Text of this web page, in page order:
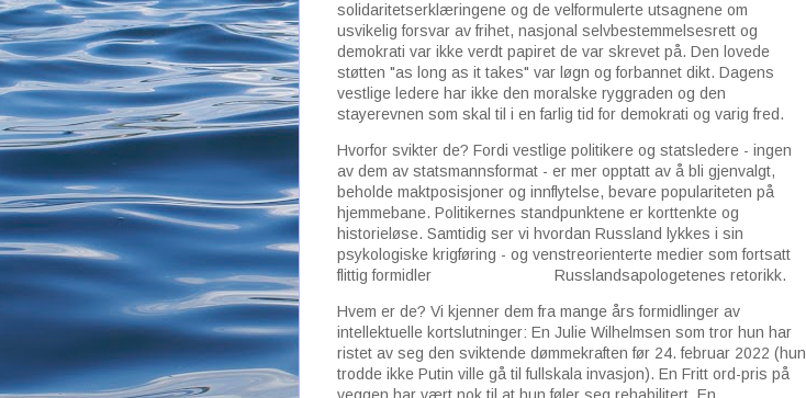
solidaritetserklæringene og de velformulerte utsagnene om
usvikelig forsvar av frihet, nasjonal selvbestemmelsesrett og
demokrati var ikke verdt papiret de var skrevet på. Den lovede
støtten "as long as it takes" var løgn og forbannet dikt. Dagens
vestlige ledere har ikke den moralske ryggraden og den
stayerevnen som skal til i en farlig tid for demokrati og varig fred.
Hvorfor svikter de? Fordi vestlige politikere og statsledere - ingen
av dem av statsmannsformat - er mer opptatt av å bli gjenvalgt,
beholde maktposisjoner og innflytelse, bevare populariteten på
hjemmebane. Politikernes standpunktene er korttenkte og
historieløse. Samtidig ser vi hvordan Russland lykkes i sin
psykologiske krigføring - og venstreorienterte medier som fortsatt
flittig formidler Russlandsapologetenes retorikk.
Hvem er de? Vi kjenner dem fra mange års formidlinger av
intellektuelle kortslutninger: En Julie Wilhelmsen som tror hun har
ristet av seg den sviktende dømmekraften før 24. februar 2022 (hun
trodde ikke Putin ville gå til fullskala invasjon). En Fritt ord-pris på